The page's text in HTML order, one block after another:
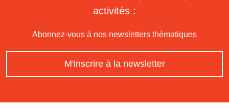
activités :
Abonnez-vous à nos newsletters thématiques
M'inscrire à la newsletter